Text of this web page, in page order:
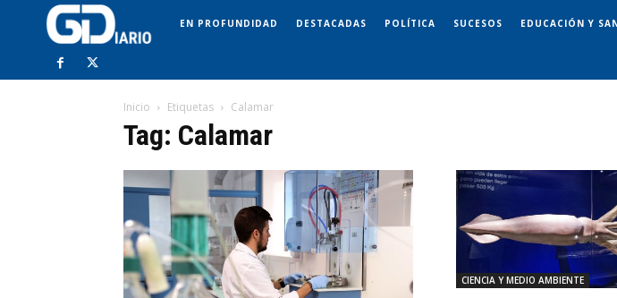
EN PROFUNDIDAD DESTACADAS POLÍTICA SUCESOS EDUCACIÓN Y
Inicio Etiquetas Calamar
Tag: Calamar
CIENCIA Y MEDIO AMBIENTE